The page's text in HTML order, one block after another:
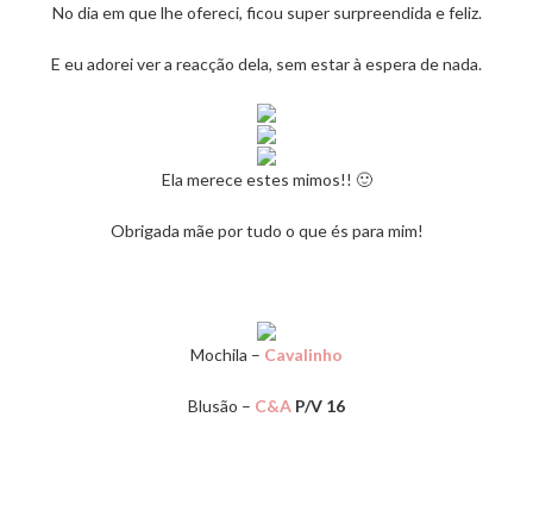
No dia em que lhe ofereci, ficou super surpreendida e feliz.
E eu adorei ver a reacção dela, sem estar à espera de nada.
Ela merece estes mimos!! 🙂
Obrigada mãe por tudo o que és para mim!
Mochila – Cavalinho
Blusão – C&A P/V 16